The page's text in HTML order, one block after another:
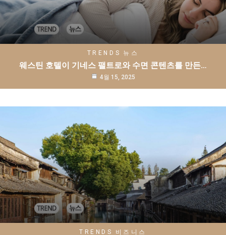
TRENDS 뉴스
웨스틴 호텔이 기네스 팰트로와 수면 콘텐츠를 만든…
4월 15, 2025
TRENDS 비즈니스